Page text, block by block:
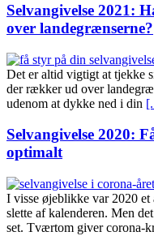
Selvangivelse 2021:
over landegrænserne?
Det er altid vigtigt at tjekke
der rækker ud over
udenom at dykke ned i din
Selvangivelse 2020:
optimalt
I visse øjeblikke var 2020 et
slette af kalenderen. Men
set. Tværtom giver corona-